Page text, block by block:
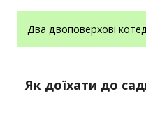
Два двоповерхові
Як доїхати до